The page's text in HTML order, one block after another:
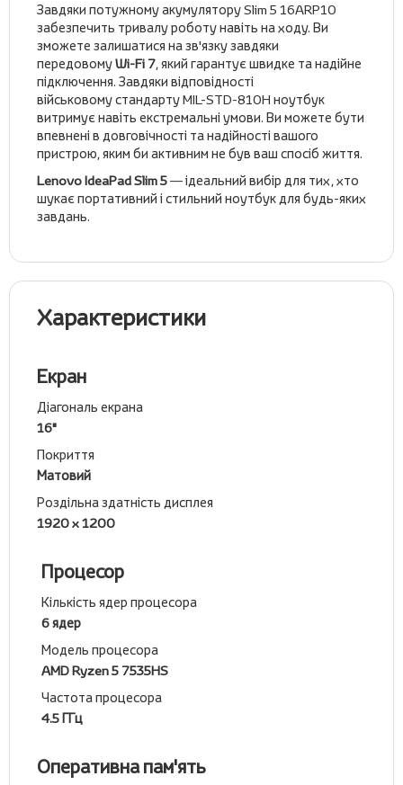
Завдяки потужному акумулятору Slim 5 16ARP10
забезпечить тривалу роботу навіть на ходу. Ви
зможете залишатися на зв'язку завдяки
передовомуWi-Fi 7, який гарантує швидке та надійне
підключення. Завдяки відповідності
військовому стандарту MIL-STD-810H ноутбук
витримує навіть екстремальні умови. Ви можете бути
впевнені в довговічності та надійності вашого
пристрою, яким би активним не був ваш спосіб життя.
Lenovo IdeaPad Slim 5— ідеальний вибір для тих, хто
шукає портативний і стильний ноутбук для будь-яких
завдань.
Характеристики
Екран
Діагональ екрана
16"
Покриття
Матовий
Роздільна здатність дисплея
1920 x 1200
Процесор
Кількість ядер процесора
6 ядер
Модель процесора
AMD Ryzen 5 7535HS
Частота процесора
4.5 ГГц
Оперативна пам'ять